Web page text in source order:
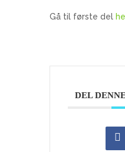
Gå til første del
DEL